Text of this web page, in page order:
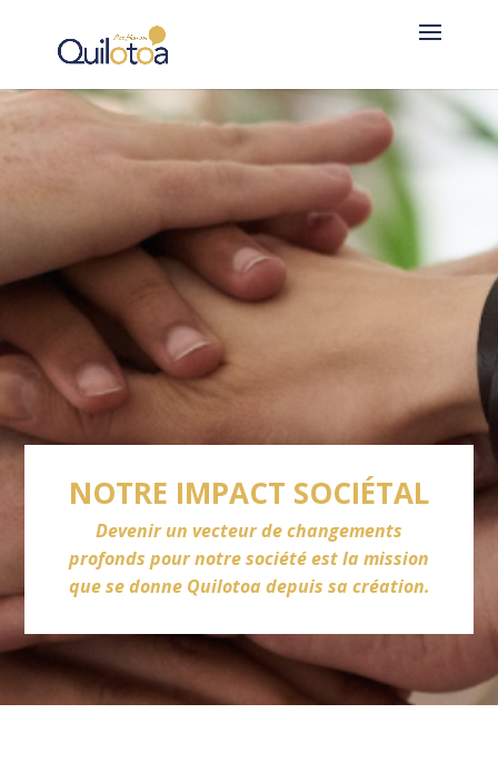
NOTRE IMPACT SOCIÉTAL
Devenir un vecteur de changements
profonds pour notre société est la mission
que se donne Quilotoa depuis sa création.